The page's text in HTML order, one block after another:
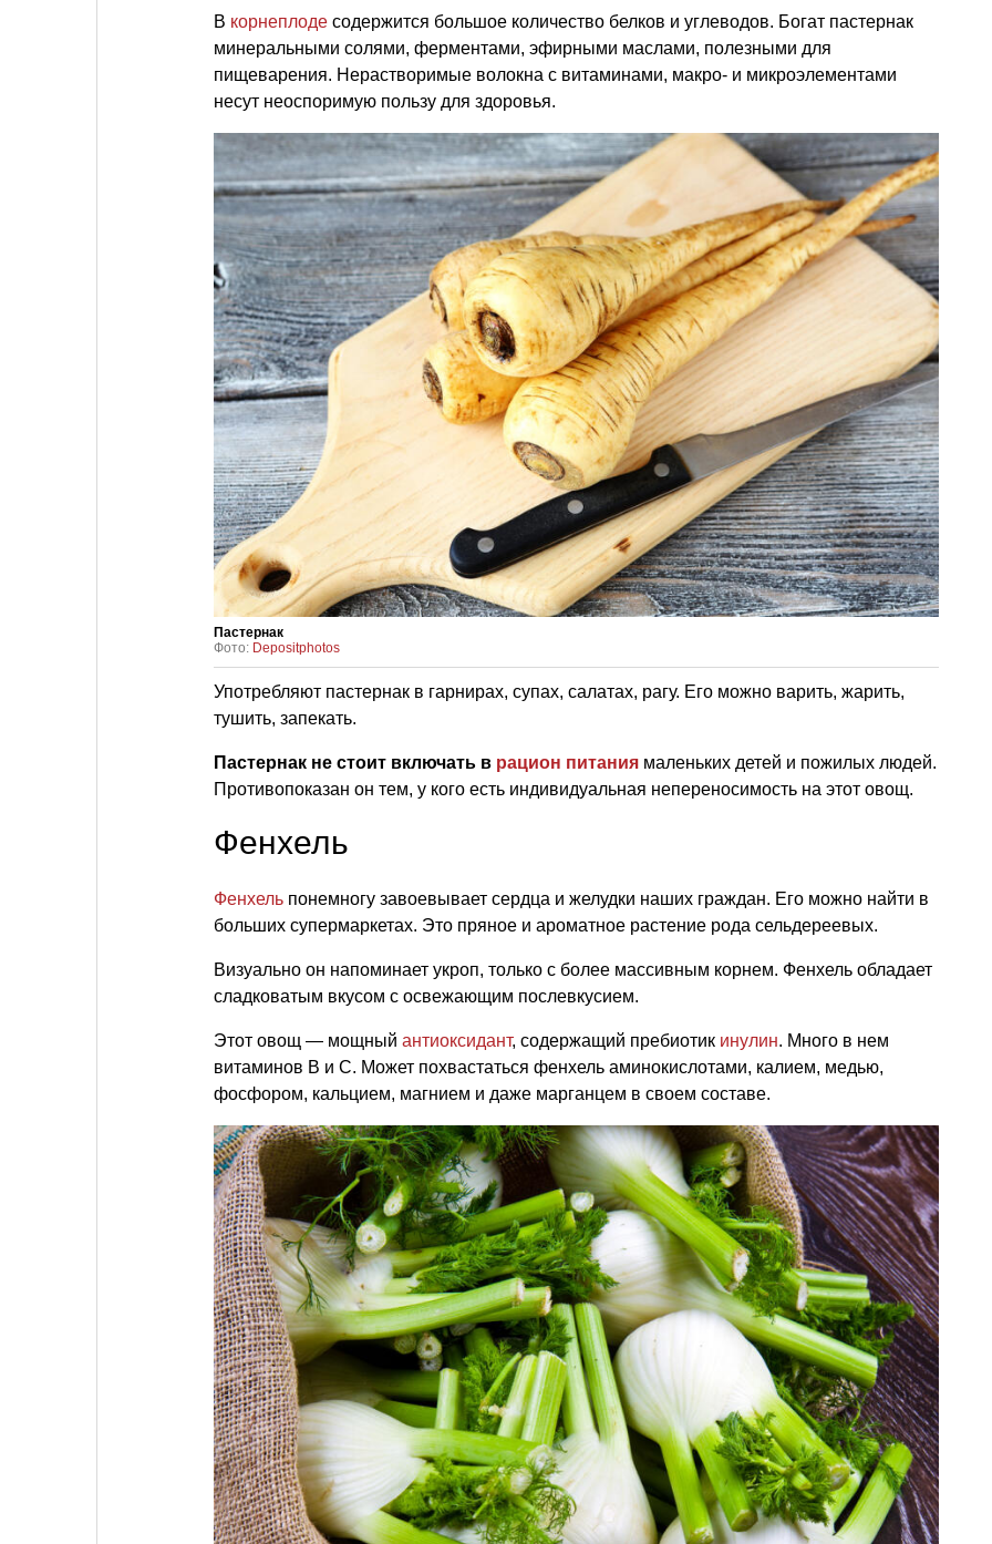
В корнеплоде содержится большое количество белков и углеводов. Богат пастернак
минеральными солями, ферментами, эфирными маслами, полезными для
пищеварения. Нерастворимые волокна с витаминами, макро- и микроэлементами
несут неоспоримую пользу для здоровья.
Пастернак
Фото: Depositphotos
Употребляют пастернак в гарнирах, супах, салатах, рагу. Его можно варить, жарить,
тушить, запекать.
Пастернак не стоит включать в рацион питания маленьких детей и пожилых людей.
Противопоказан он тем, у кого есть индивидуальная непереносимость на этот овощ.
Фенхель
Фенхель понемногу завоевывает сердца и желудки наших граждан. Его можно найти в
больших супермаркетах. Это пряное и ароматное растение рода сельдереевых.
Визуально он напоминает укроп, только с более массивным корнем. Фенхель обладает
сладковатым вкусом с освежающим послевкусием.
Этот овощ — мощный антиоксидант, содержащий пребиотик инулин. Много в нем
витаминов В и С. Может похвастаться фенхель аминокислотами, калием, медью,
фосфором, кальцием, магнием и даже марганцем в своем составе.